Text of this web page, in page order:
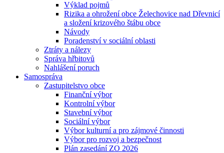
Výklad pojmů
Rizika a ohrožení obce Želechovice nad Dřevnicí
a složení krizového štábu obce
Návody
Poradenství v sociální oblasti
Ztráty a nálezy
Správa hřbitovů
Nahlášení poruch
Samospráva
Zastupitelstvo obce
Finanční výbor
Kontrolní výbor
Stavební výbor
Sociální výbor
Výbor kulturní a pro zájmové činnosti
Výbor pro rozvoj a bezpečnost
Plán zasedání ZO 2026